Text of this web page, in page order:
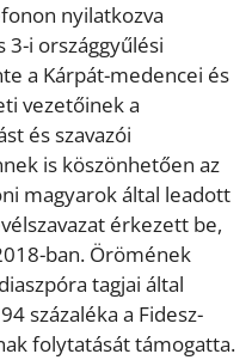
nyilatkozva
3-i országgyűlési
a Kárpát-medencei és
vezetőinek a
és szavazói
is köszönhetően az
magyarok által leadott
érkezett be,
ban. Örömének
tagjai által
százaléka a Fidesz-
folytatását támogatta.